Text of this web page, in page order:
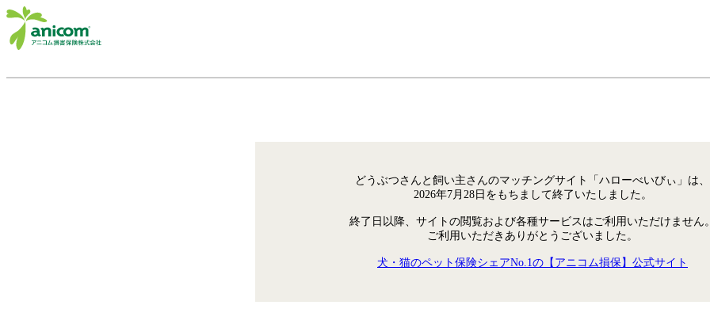
どうぶつさんと飼い主さんのマッチングサイト「ハローべいびぃ」は、
2026年7月28日をもちまして終了いたしました。
終了日以降、サイトの閲覧および各種サービスはご利用いただけません
ご利用いただきありがとうございました。
犬・猫のペット保険シェアNo.1の【アニコム損保】公式サイト